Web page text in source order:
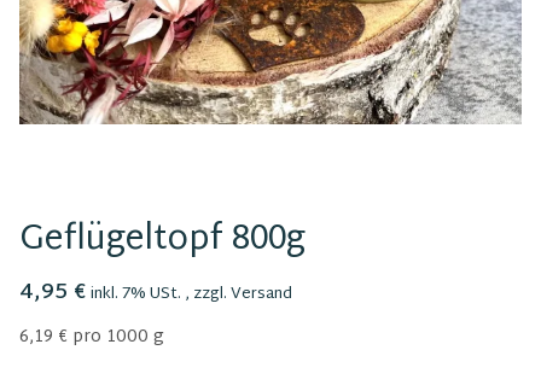
Geflügeltopf 800g
4,95 €inkl. 7% USt. , zzgl.Versand
6,19 € pro 1000 g